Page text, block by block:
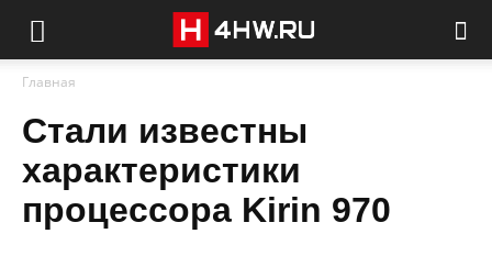
Главная
Стали известны
характеристики
процессора Kirin 970